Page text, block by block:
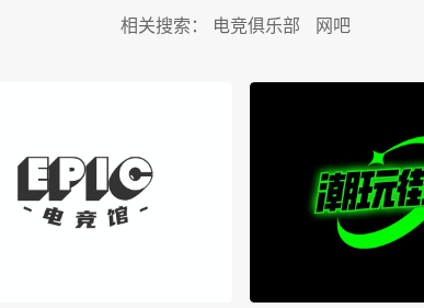
博客
登录
相关搜索： 电竞俱乐部 网吧